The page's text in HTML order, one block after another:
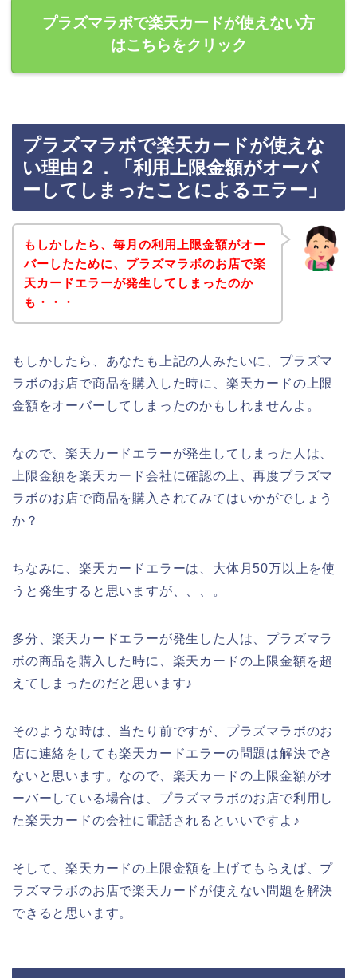
プラズマラボで楽天カードが使えない方
はこちらをクリック
プラズマラボで楽天カードが使えな
い理由２．「利用上限金額がオーバ
ーしてしまったことによるエラー」
もしかしたら、毎月の利用上限金額がオー
バーしたために、プラズマラボのお店で楽
天カードエラーが発生してしまったのか
も・・・
もしかしたら、あなたも上記の人みたいに、プラズマ
ラボのお店で商品を購入した時に、楽天カードの上限
金額をオーバーしてしまったのかもしれませんよ。
なので、楽天カードエラーが発生してしまった人は、
上限金額を楽天カード会社に確認の上、再度プラズマ
ラボのお店で商品を購入されてみてはいかがでしょう
か？
ちなみに、楽天カードエラーは、大体月50万以上を使
うと発生すると思いますが、、、。
多分、楽天カードエラーが発生した人は、プラズマラ
ボの商品を購入した時に、楽天カードの上限金額を超
えてしまったのだと思います♪
そのような時は、当たり前ですが、プラズマラボのお
店に連絡をしても楽天カードエラーの問題は解決でき
ないと思います。なので、楽天カードの上限金額がオ
ーバーしている場合は、プラズマラボのお店で利用し
た楽天カードの会社に電話されるといいですよ♪
そして、楽天カードの上限金額を上げてもらえば、プ
ラズマラボのお店で楽天カードが使えない問題を解決
できると思います。